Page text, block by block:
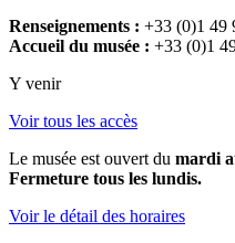
Renseignements : +33 (0)1 49
Accueil du musée : +33 (0)1
Y venir
Voir tous les accès
Le musée est ouvert du mardi
Fermeture tous les lundis.
Voir le détail des horaires